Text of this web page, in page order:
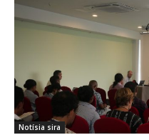
Notísia sira